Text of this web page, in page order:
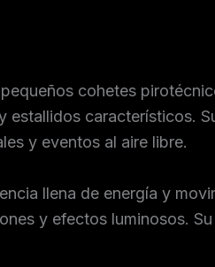
cohetes
estallidos característicos.
y eventos al aire libre.
llena de energía y
y efectos luminosos.